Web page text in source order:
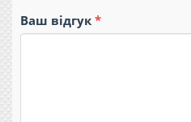
Ваш відгук